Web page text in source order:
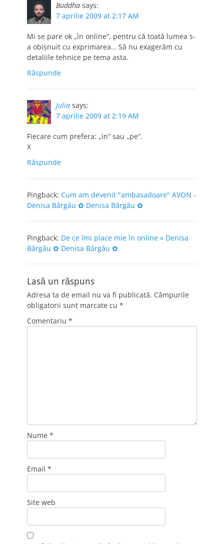
Buddha says:
7 aprilie 2009 at 2:17 AM
Mi se pare ok „în online”, pentru că toată lumea s-
a obişnuit cu exprimarea… Să nu exagerăm cu
detaliile tehnice pe tema asta.
Răspunde
Julia says:
7 aprilie 2009 at 2:19 AM
Fiecare cum prefera: „in” sau „pe”.
X
Răspunde
Pingback: Cum am devenit "ambasadoare" AVON -
Denisa Bârgău ✿ Denisa Bârgău ✿
Pingback: De ce îmi place mie în online « Denisa
Bârgău ✿ Denisa Bârgău ✿
Lasă un răspuns
Adresa ta de email nu va fi publicată. Câmpurile
obligatorii sunt marcate cu *
Comentariu *
Nume *
Email *
Site web